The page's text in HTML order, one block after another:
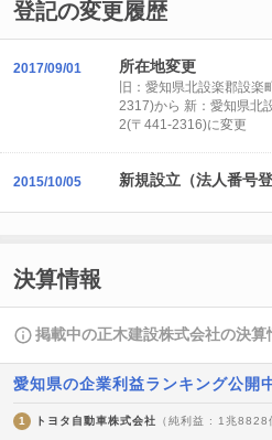
登記の変更履歴
2017/09/01 所在地変更
旧：愛知県北設楽郡設
2317)から 新：愛知県北
2(〒441-2316)に変更
2015/10/05 新規設立（法人番号登
決算情報
掲載中の正木建設株式会社の決算
愛知県の企業利益ランキング公開
1 トヨタ自動車株式会社 （純利益 : 1兆8828